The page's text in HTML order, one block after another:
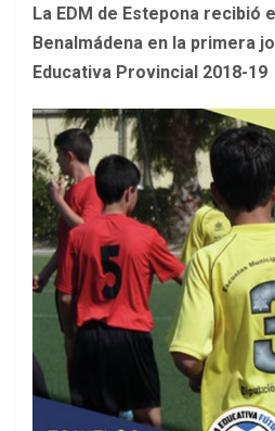
La EDM de Estepona recibió
Benalmádena en la primera
Educativa Provincial 2018-19